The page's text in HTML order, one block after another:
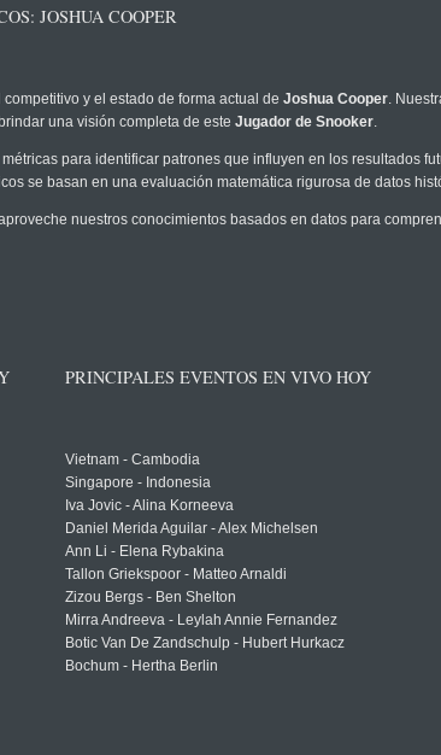
JOSHUA COOPER
y el estado de forma actual de Joshua Cooper.
una visión completa de este Jugador de Snooker.
para identificar patrones que influyen en los resultados
se basan en una evaluación matemática rigurosa de datos
nuestros conocimientos basados en datos para
PRINCIPALES EVENTOS EN VIVO HOY
Vietnam - Cambodia
Singapore - Indonesia
Iva Jovic - Alina Korneeva
Daniel Merida Aguilar - Alex Michelsen
Ann Li - Elena Rybakina
Tallon Griekspoor - Matteo Arnaldi
Zizou Bergs - Ben Shelton
Mirra Andreeva - Leylah Annie Fernandez
Botic Van De Zandschulp - Hubert Hurkacz
Bochum - Hertha Berlin